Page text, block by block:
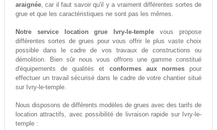
araignée, car il faut savoir qu'il y a vraiment différentes sortes de
grue et que les caractéristiques ne sont pas les mêmes.
Notre service location grue Ivry-le-temple vous propose
différentes sortes de grues pour vous offrir le plus vaste choix
possible dans le cadre de vos travaux de constructions ou
démolition. Bien sûr nous vous offrons une gamme constitué
d'équipements de qualités et conformes aux normespour
effectuer un travail sécurisé dans le cadre de votre chantier situé
sur Ivry-le-temple.
Nous disposons de différents modèles de grues avec des tarifs de
location attractifs, avec possibilité de livraison rapide sur Ivry-le-
temple :